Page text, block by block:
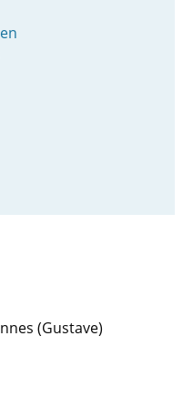
(Gustave)